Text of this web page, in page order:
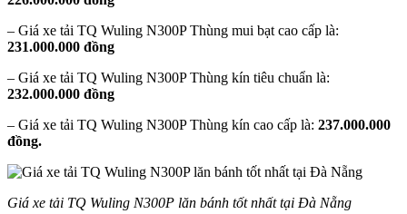
– Giá xe tải TQ Wuling N300P Thùng mui bạt cao cấp là:
231.000.000 đồng
– Giá xe tải TQ Wuling N300P Thùng kín tiêu chuẩn là:
232.000.000 đồng
– Giá xe tải TQ Wuling N300P Thùng kín cao cấp là: 237.000.000
đồng.
Giá xe tải TQ Wuling N300P lăn bánh tốt nhất tại Đà Nẵng